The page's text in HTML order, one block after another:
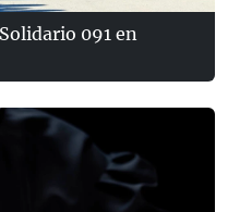
091 en